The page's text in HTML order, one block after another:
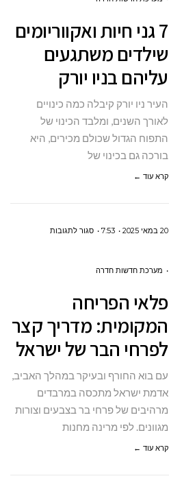
ואקווריומים
7 גני חיות ואקווריומים
שילדים משתגעים
עליהם בניו יורק
העיר ניו יורק קיבלה כמה כינויים
לאורך השנים, ומלבד הכינוי של
התפוח הגדול שכולם מכירים, היא
בורכה גם בכינוי של
קרא עוד ←
20 במאי 2025 7:53 סגור לתגובותעל
קצר
לפרחי
של
מערכת חדשות חדרה
פלאי הפריחה
המקומית: מדריך קצר
לפרחי הבר של ישראל
עם בוא החורף ובעיקר במהלך האביב,
אדמת ישראל מתכסה במרבדים
מרהיבים של פרחי בר בצבעים וצורות
מגוונים. לפי מרינה מחנות
קרא עוד ←